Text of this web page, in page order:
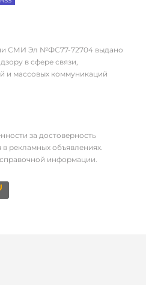
СМИ Эл №ФС77-72704 выдано
в сфере связи,
и массовых коммуникаций
за достоверность
рекламных объявлениях.
информации.